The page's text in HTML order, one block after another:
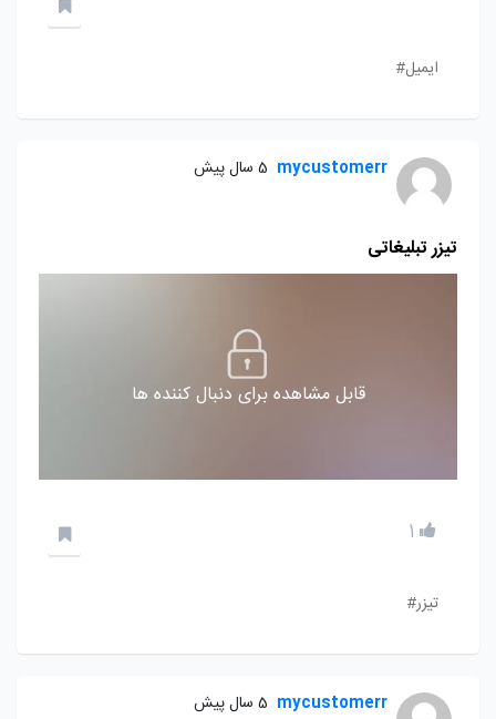
ایمیل#
mycustomerr 5 سال پیش
تیزر تبلیغاتی
قابل مشاهده برای دنبال کننده ها
1
تیزر#
mycustomerr 5 سال پیش